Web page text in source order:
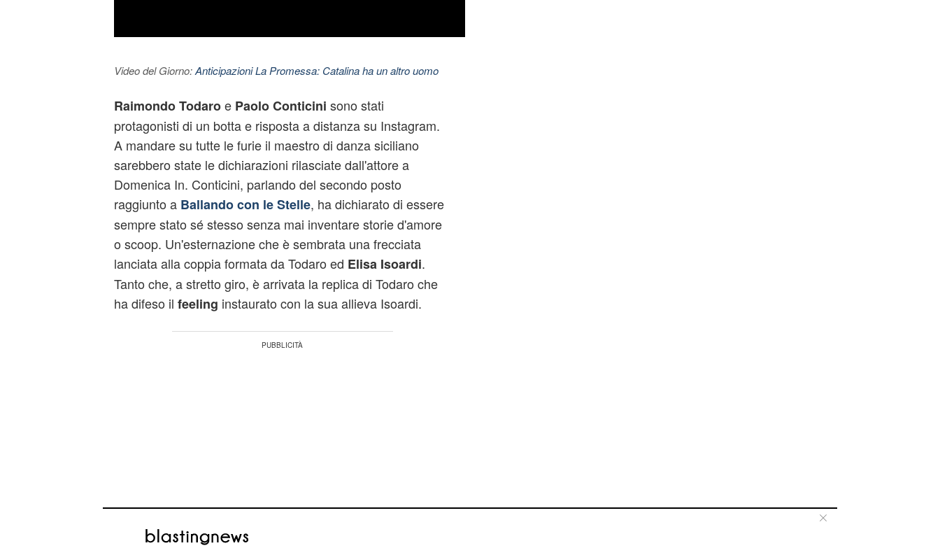
Video del Giorno:Anticipazioni La Promessa: Catalina ha un altro uomo
Raimondo Todaroe Paolo Conticini sono stati
protagonisti di un botta e risposta a distanza su Instagram.
A mandare su tutte le furie il maestro di danza siciliano
sarebbero state le dichiarazioni rilasciate dall'attore a
Domenica In. Conticini, parlando del secondo posto
raggiunto a Ballando con le Stelle, ha dichiarato di essere
sempre stato sé stesso senza mai inventare storie d'amore
o scoop. Un'esternazione che è sembrata una frecciata
lanciata alla coppia formata da Todaro ed Elisa Isoardi.
Tanto che, a stretto giro, è arrivata la replica di Todaro che
ha difeso il feeling instaurato con la sua allieva Isoardi.